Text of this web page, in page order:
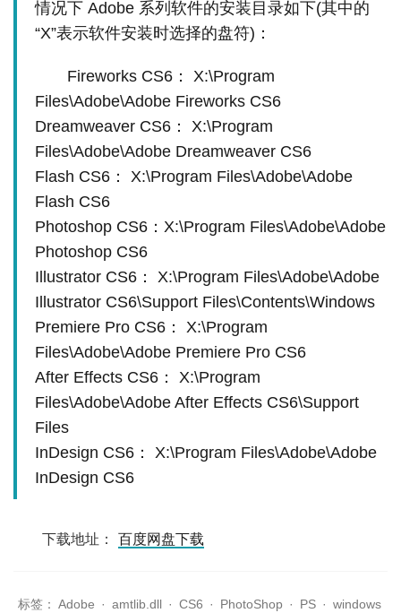
情况下 Adobe 系列软件的安装目录如下(其中的
“X”表示软件安装时选择的盘符)：
Fireworks CS6： X:\Program
Files\Adobe\Adobe Fireworks CS6
Dreamweaver CS6： X:\Program
Files\Adobe\Adobe Dreamweaver CS6
Flash CS6： X:\Program Files\Adobe\Adobe
Flash CS6
Photoshop CS6：X:\Program Files\Adobe\Adobe
Photoshop CS6
Illustrator CS6： X:\Program Files\Adobe\Adobe
Illustrator CS6\Support Files\Contents\Windows
Premiere Pro CS6： X:\Program
Files\Adobe\Adobe Premiere Pro CS6
After Effects CS6： X:\Program
Files\Adobe\Adobe After Effects CS6\Support
Files
InDesign CS6： X:\Program Files\Adobe\Adobe
InDesign CS6
下载地址： 百度网盘下载
标签： Adobe · amtlib.dll · CS6 · PhotoShop · PS · windows